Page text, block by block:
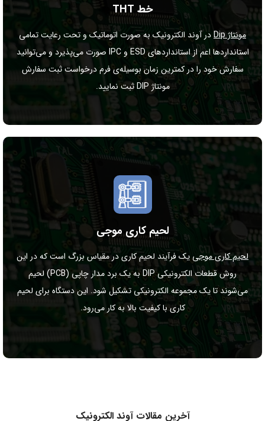
خط THT
مونتاژ Dip
در آوند الکترونیک به صورت اتوماتیک و تحت رعایت تمامی
استانداردها اعم از استانداردهای ESD و IPC صورت می‌پذیرد و می‌توانید
سفارش خود را در کمترین زمان بوسیله‌ی فرم درخواست ثبت سفارش
مونتاژ DIP ثبت نمایید.
لحیم کاری موجی
لحیم کاری موجی یک فرآیند لحیم کاری در مقیاس بزرگ است که در این
روش قطعات الکترونیکی DIP به یک برد مدار چاپی (PCB) لحیم
می‌شوند تا یک مجموعه الکترونیکی تشکیل شود. این دستگاه برای لحیم
کاری با کیفیت بالا به کار می‌رود.
آخرین مقالات آوند الکترونیک